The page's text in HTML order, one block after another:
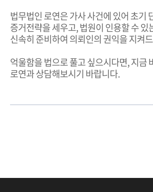
법무법인 로연은 가사 사건에 있어 초기
증거전략을 세우고, 법원이 인용할 수
신속히 준비하여 의뢰인의 권익을 지켜
억울함을 법으로 풀고 싶으시다면, 지금
로연과 상담해보시기 바랍니다.